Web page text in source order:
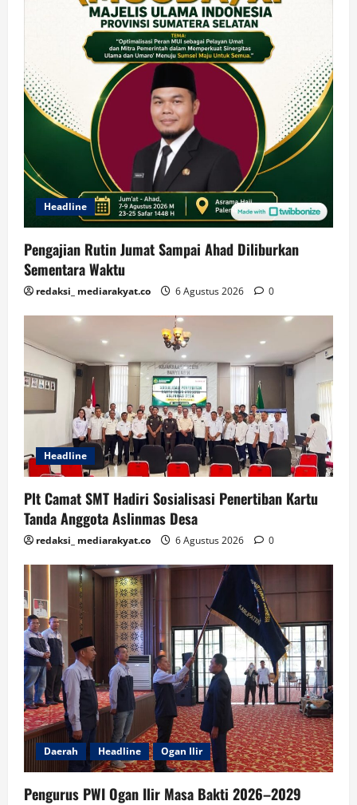
Headline
Pengajian Rutin Jumat Sampai Ahad Diliburkan
Sementara Waktu
redaksi_ mediarakyat.co 6 Agustus 2026 0
Headline
Plt Camat SMT Hadiri Sosialisasi Penertiban Kartu
Tanda Anggota Aslinmas Desa
redaksi_ mediarakyat.co 6 Agustus 2026 0
Daerah Headline Ogan Ilir
Pengurus PWI Ogan Ilir Masa Bakti 2026–2029